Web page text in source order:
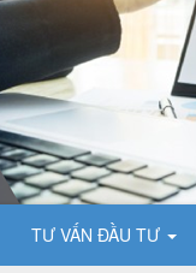
TƯ VẤN ĐẦU TƯ